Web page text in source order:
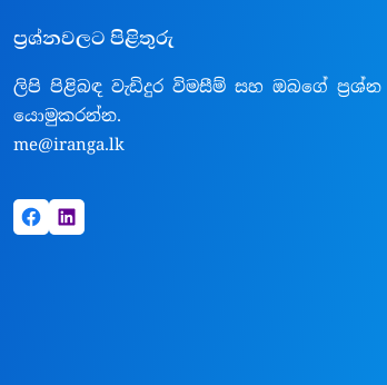
ප්‍රශ්නවලට පිළිතුරු
ලිපි පිළිබඳ වැඩිදුර විමසීම් සහ ඔබගේ ප්‍රශ්න
යොමුකරන්න.
me@iranga.lk
Facebook LinkedIn